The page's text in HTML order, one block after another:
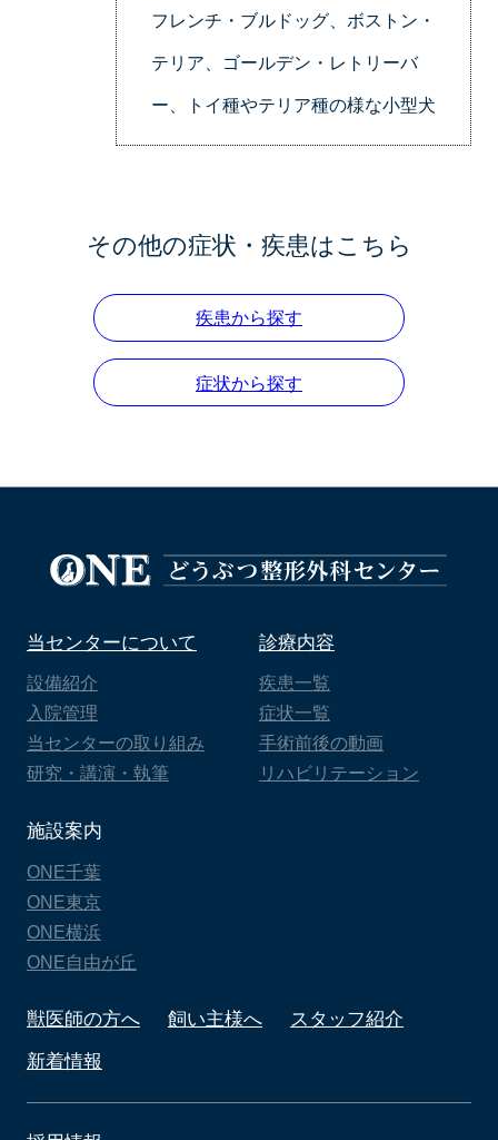
フレンチ・ブルドッグ、ボストン・
テリア、ゴールデン・レトリーバ
ー、トイ種やテリア種の様な小型犬
その他の症状・疾患はこちら
疾患から探す
症状から探す
当センターについて
設備紹介
入院管理
当センターの取り組み
研究・講演・執筆
診療内容
疾患一覧
症状一覧
手術前後の動画
リハビリテーション
施設案内
ONE千葉
ONE東京
ONE横浜
ONE自由が丘
獣医師の方へ 飼い主様へ
スタッフ紹介
新着情報